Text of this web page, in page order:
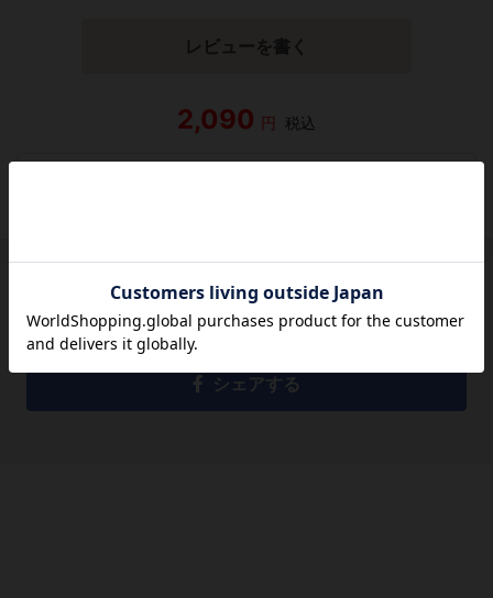
レビューを書く
2,090 円 税込
シェアする
シェアする